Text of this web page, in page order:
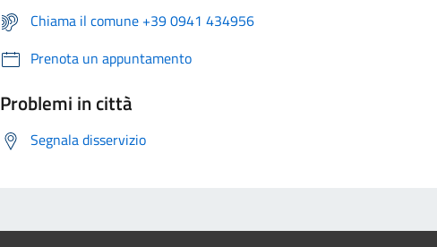
Chiama il comune +39 0941 434956
Prenota un appuntamento
Problemi in città
Segnala disservizio